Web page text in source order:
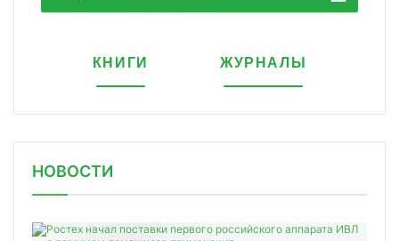
КНИГИ ЖУРНАЛЫ
НОВОСТИ